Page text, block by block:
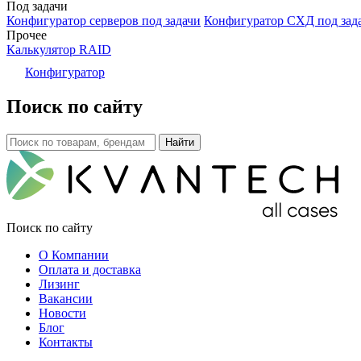
Под задачи
Конфигуратор серверов под задачи Конфигуратор СХД под
Прочее
Калькулятор RAID
Конфигуратор
Поиск по сайту
Поиск по сайту
О Компании
Оплата и доставка
Лизинг
Вакансии
Новости
Блог
Контакты